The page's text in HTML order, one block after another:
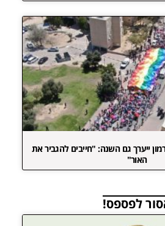
ייערך גם השנה: "חייבים להגביר את
האור"
לפספס!